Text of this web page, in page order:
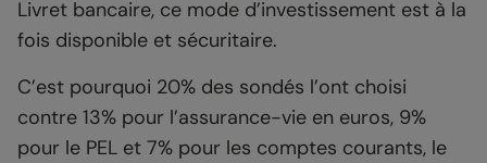
Livret bancaire, ce mode d’investissement est à la
fois disponible et sécuritaire.
C’est pourquoi 20% des sondés l’ont choisi
contre 13% pour l’assurance-vie en euros, 9%
pour le PEL et 7% pour les comptes courants, le